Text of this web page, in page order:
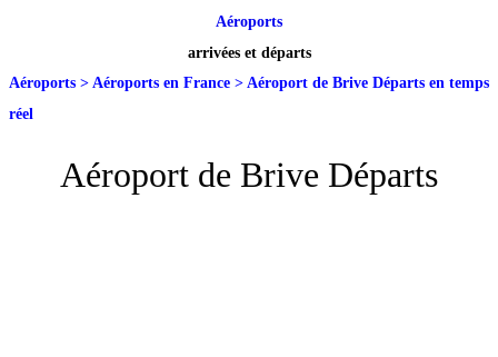
Aéroports
arrivées et départs
Aéroports > Aéroports en France > Aéroport de Brive Départs en temps
réel
Aéroport de Brive Départs